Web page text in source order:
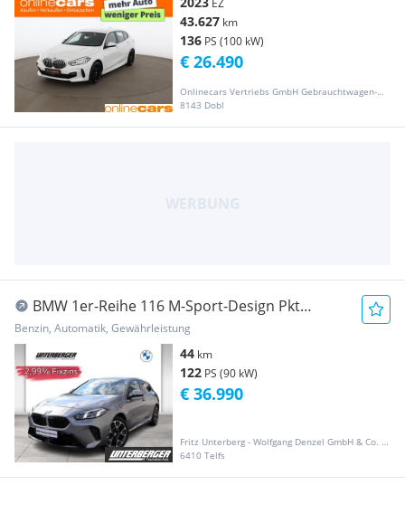
EZ
43.627 km
136 PS (100 kW)
Onlinecars Vertriebs GmbH Gebrauchtwagen-Outlet  Werkstätte  Spenglerei  Lackiererei
8143 Dobl
€ 26.490
BMW 1er-Reihe 116 M-Sport-Design Pkt
abzüglich Fin Bonus ? 1....
Benzin, Automatik, Gewährleistung
44 km
122 PS (90 kW)
Fritz Unterberg - Wolfgang Denzel GmbH & Co. KG
6410 Telfs
€ 36.990